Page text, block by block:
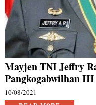
Mayjen TNI Jeffry
Pangkogabwilhan III
10/08/2021